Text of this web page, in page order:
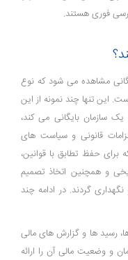
فوری هستند.
مشاهده می ‌شود که نوع
این تنها چند نمونه از این
سازمان بایگانی می کند،
قانونی و سیاست ‌های
برای حفظ تطابق با قوانین،
و همچنین اتخاذ تصمیم
گردند. در ادامه چند
ها، رسید ها و گزارش ‌های مالی
و وضعیت مالی آن را ارائه